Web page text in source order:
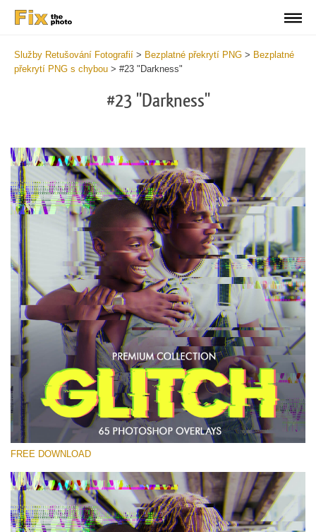
Služby Retušování Fotografií > Bezplatné překrytí PNG > Bezplatné
překrytí PNG s chybou > #23 "Darkness"
#23 "Darkness"
Prosím vyberte
Free PNG Overlay #23
Small 800*533px
Glitch Effect
(65 Overlays)
Luxury Wedding
(373 Overlays)
FREE DOWNLOAD